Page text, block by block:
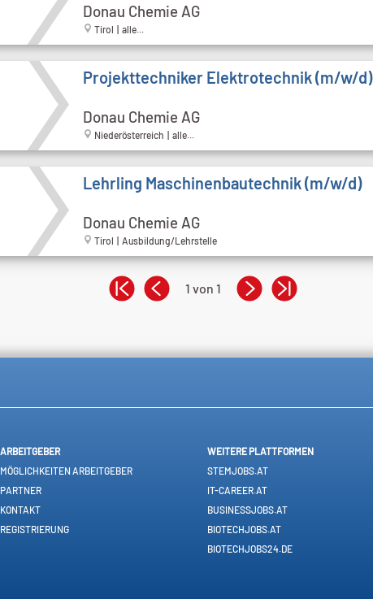
Donau Chemie AG
Tirol | alle...
Projekttechniker Elektrotechnik (m/w/d)
Donau Chemie AG
Niederösterreich | alle...
Lehrling Maschinenbautechnik (m/w/d)
Donau Chemie AG
Tirol | Ausbildung/Lehrstelle
1 von 1
ARBEITGEBER
MÖGLICHKEITEN ARBEITGEBER
PARTNER
KONTAKT
REGISTRIERUNG
WEITERE PLATTFORMEN
STEMJOBS.AT
IT-CAREER.AT
BUSINESSJOBS.AT
BIOTECHJOBS.AT
BIOTECHJOBS24.DE